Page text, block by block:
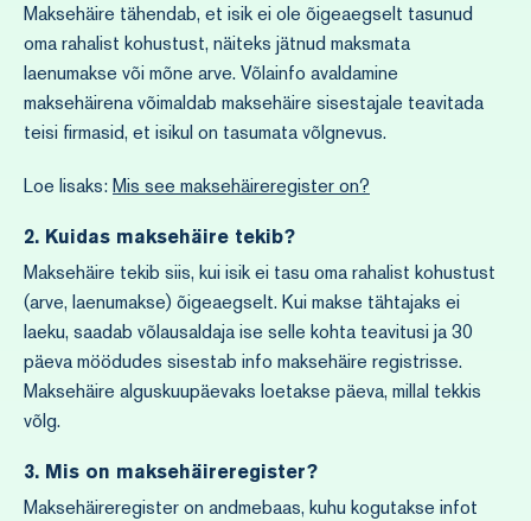
Maksehäire tähendab, et isik ei ole õigeaegselt tasunud
oma rahalist kohustust, näiteks jätnud maksmata
laenumakse või mõne arve. Võlainfo avaldamine
maksehäirena võimaldab maksehäire sisestajale teavitada
teisi firmasid, et isikul on tasumata võlgnevus.
Loe lisaks:Mis see maksehäireregister on?
2. Kuidas maksehäire tekib?
Maksehäire tekib siis, kui isik ei tasu oma rahalist kohustust
(arve, laenumakse) õigeaegselt. Kui makse tähtajaks ei
laeku, saadab võlausaldaja ise selle kohta teavitusi ja 30
päeva möödudes sisestab info maksehäire registrisse.
Maksehäire alguskuupäevaks loetakse päeva, millal tekkis
võlg.
3. Mis on maksehäireregister?
Maksehäireregister on andmebaas, kuhu kogutakse infot